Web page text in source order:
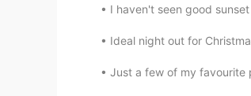
Mirei
美味しそー😋😋
I haven't seen good
Ideal night out for
Just a few of my favourite